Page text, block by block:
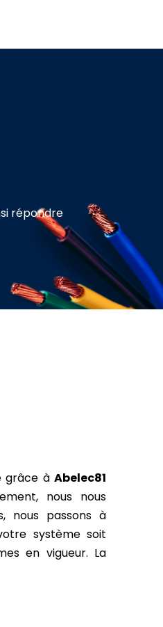
répondre
grâce à Abelec81
nous nous
nous passons à
système soit
en vigueur. La